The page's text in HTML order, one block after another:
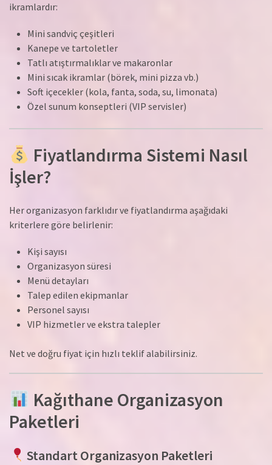
ikramlardır:
Mini sandviç çeşitleri
Kanepe ve tartoletler
Tatlı atıştırmalıklar ve makaronlar
Mini sıcak ikramlar (börek, mini pizza vb.)
Soft içecekler (kola, fanta, soda, su, limonata)
Özel sunum konseptleri (VIP servisler)
Fiyatlandırma Sistemi Nasıl
İşler?
Her organizasyon farklıdır ve fiyatlandırma aşağıdaki
kriterlere göre belirlenir:
Kişi sayısı
Organizasyon süresi
Menü detayları
Talep edilen ekipmanlar
Personel sayısı
VIP hizmetler ve ekstra talepler
Net ve doğru fiyat için hızlı teklif alabilirsiniz.
Kağıthane Organizasyon
Paketleri
Standart Organizasyon Paketleri